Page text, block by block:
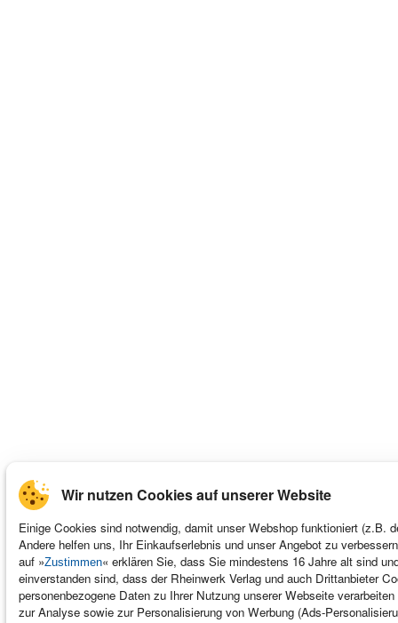
Wir nutzen Cookies auf unserer Website
Einige Cookies sind notwendig, damit unser Webshop funktioniert (z.B.
Andere helfen uns, Ihr Einkaufserlebnis und unser Angebot zu
auf »Zustimmen« erklären Sie, dass Sie mindestens 16 Jahre alt sind
einverstanden sind, dass der Rheinwerk Verlag und auch Drittanbieter
personenbezogene Daten zu Ihrer Nutzung unserer Webseite
zur Analyse sowie zur Personalisierung von Werbung (Ads-